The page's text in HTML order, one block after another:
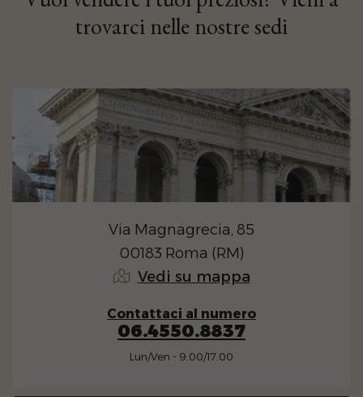
trovarci nelle nostre sedi
Via Magnagrecia, 85
00183 Roma (RM)
Vedi su mappa
Contattaci al numero
06.4550.8837
Lun/Ven - 9.00/17.00